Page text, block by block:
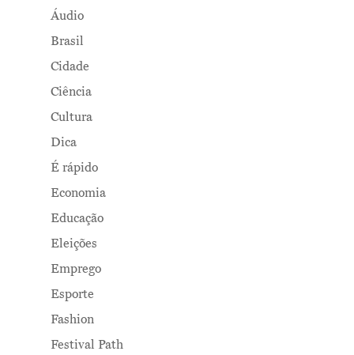
Áudio
Brasil
Cidade
Ciência
Cultura
Dica
É rápido
Economia
Educação
Eleições
Emprego
Esporte
Fashion
Festival Path